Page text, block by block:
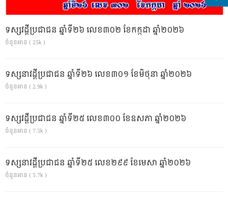
ទស្សវដ្តីប្រជាជន ឆ្នាំទី២៦ លេខ៣០២ ខែកក្កដា ឆ្នាំ២០២៦
ចំនួនអាន ( 25k )
ទស្សនាវដ្ដីប្រជាជន ឆ្នាំទី២៦ លេខ៣០១ ខែមិថុនា ឆ្នាំ២០២៦
ចំនួនអាន ( 2.9k )
ទស្សវដ្តីប្រជាជន ឆ្នាំទី២៥ លេខ៣០០ ខែឧសភា ឆ្នាំ២០២៦
ចំនួនអាន ( 7.5k )
ទស្សនាវដ្ដីប្រជាជន ឆ្នាំទី២៥ លេខ២៩៩ ខែមេសា ឆ្នាំ២០២៦
ចំនួនអាន ( 5.7k )